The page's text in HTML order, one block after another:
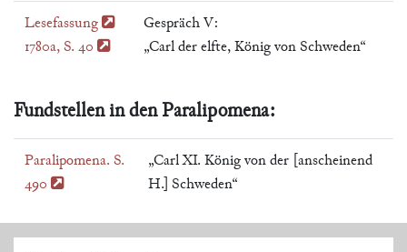
Lesefassung
1780a, S. 40
Gespräch V:
„Carl der elfte, König von Schweden“
Fundstellen in den Paralipomena:
Paralipomena. S.
490
„Carl XI. König von der [anscheinend
H.] Schweden“